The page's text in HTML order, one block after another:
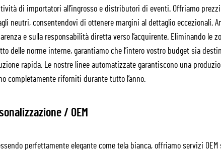
di importatori all’ingrosso e distributori di eventi. Offriamo
neutri, consentendovi di ottenere margini al dettaglio eccezionali.
e sulla responsabilità diretta verso l’acquirente. Eliminando le
delle norme interne, garantiamo che l’intero vostro budget sia
rapida. Le nostre linee automatizzate garantiscono una
completamente riforniti durante tutto l’anno.
/ OEM
perfettamente elegante come tela bianca, offriamo servizi